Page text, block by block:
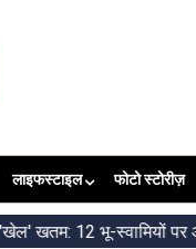
लाइफस्टाइल फोटो स्टोरीज़